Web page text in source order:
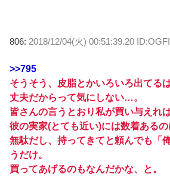
806: 2018/12/04(火) 00:51:39.20
>>795
そうそう、皮脂とかいろいろ出てる
丈夫だからって気にしない…。
皆さんの言うとおり私が買い与えれ
彼の実家(とても近い)には数着ある
無駄だし、持ってきてと頼んでも「
うだけ。
買ってあげるのもなんだかな、と。